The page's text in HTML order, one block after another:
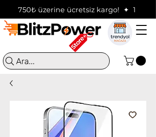
750₺ üzerine ücretsiz kargo!  ✦
Ara...